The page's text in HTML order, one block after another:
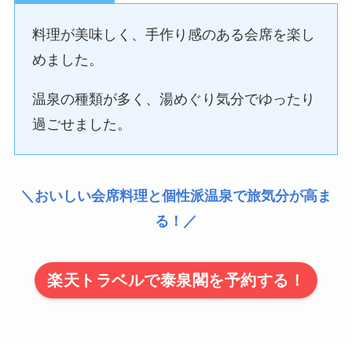
料理が美味しく、手作り感のある会席を楽し
めました。
温泉の種類が多く、湯めぐり気分でゆったり
過ごせました。
＼おいしい会席料理と個性派温泉で旅気分が高ま
る！／
楽天トラベルで泰泉閣を予約する！